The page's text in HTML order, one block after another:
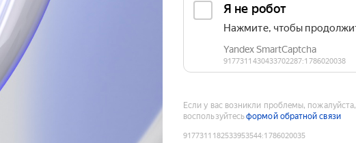
Если у вас возникли проблемы, пожалуйста,
воспользуйтесьформой обратной связи
9177311182533953544:1786020035